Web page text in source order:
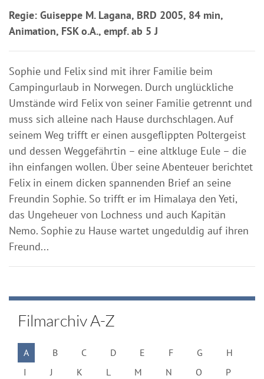
Regie: Guiseppe M. Lagana, BRD 2005, 84 min,
Animation, FSK o.A., empf. ab 5 J
Sophie und Felix sind mit ihrer Familie beim
Campingurlaub in Norwegen. Durch unglückliche
Umstände wird Felix von seiner Familie getrennt und
muss sich alleine nach Hause durchschlagen. Auf
seinem Weg trifft er einen ausgeflippten Poltergeist
und dessen Weggefährtin – eine altkluge Eule – die
ihn einfangen wollen. Über seine Abenteuer berichtet
Felix in einem dicken spannenden Brief an seine
Freundin Sophie. So trifft er im Himalaya den Yeti,
das Ungeheuer von Lochness und auch Kapitän
Nemo. Sophie zu Hause wartet ungeduldig auf ihren
Freund...
Filmarchiv A-Z
A B C D E F G
H
I
J K L M N O
P